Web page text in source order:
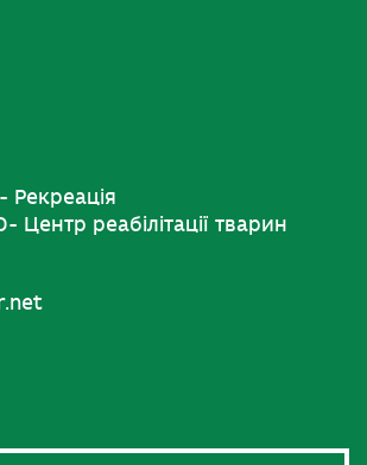
Рекреація
реабілітації тварин